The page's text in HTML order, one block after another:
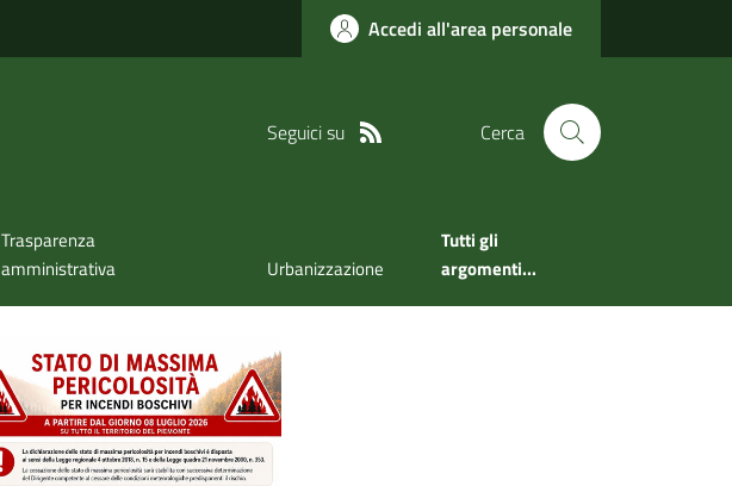
Accedi all'area personale
Seguici su Cerca
Trasparenza
amministrativa
Urbanizzazione
Tutti gli
argomenti...